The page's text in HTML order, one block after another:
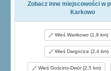
Zobacz inne miejscowości w
Karkowo
Wieś Wartkowo (1,9 km)
Wieś Dargocice (2,4 km)
Wieś Gościno-Dwór (2,5 km)